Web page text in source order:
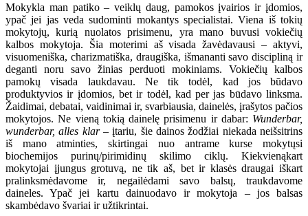
Mokykla man patiko – veiklų daug, pamokos įvairios ir įdomios,
ypač jei jas veda sudominti mokantys specialistai. Viena iš tokių
mokytojų, kurią nuolatos prisimenu, yra mano buvusi vokiečių
kalbos mokytoja. Šia moterimi aš visada žavėdavausi – aktyvi,
visuomeniška, charizmatiška, draugiška, išmananti savo discipliną ir
deganti noru savo žinias perduoti mokiniams. Vokiečių kalbos
pamokų visada laukdavau. Ne tik todėl, kad jos būdavo
produktyvios ir įdomios, bet ir todėl, kad per jas būdavo linksma.
Žaidimai, debatai, vaidinimai ir, svarbiausia, dainelės, įrašytos pačios
mokytojos. Ne vieną tokią dainelę prisimenu ir dabar: Wunderbar,
wunderbar, alles klar– įtariu, šie dainos žodžiai niekada neišsitrins
iš mano atminties, skirtingai nuo antrame kurse mokytųsi
biochemijos purinų/pirimidinų skilimo ciklų. Kiekvienąkart
mokytojai įjungus grotuvą, ne tik aš, bet ir klasės draugai iškart
pralinksmėdavome ir, negailėdami savo balsų, traukdavome
daineles. Ypač jei kartu dainuodavo ir mokytoja – jos balsas
skambėdavo švariai ir užtikrintai.